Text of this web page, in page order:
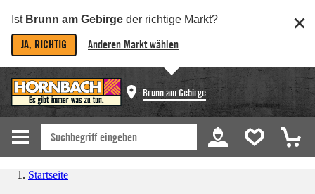
Ist Brunn am Gebirge der richtige Markt?
JA, RICHTIG Anderen Markt wählen
Brunn am Gebirge
Startseite